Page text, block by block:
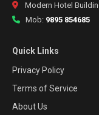
Modern Hotel
Mob: 9895 854685
Quick Links
Privacy Policy
Terms of Service
About Us